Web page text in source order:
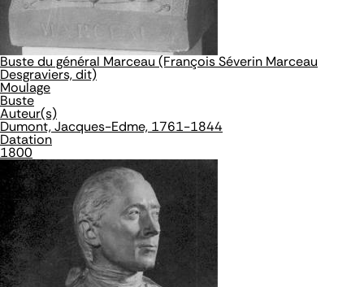
Buste du général Marceau (François Séverin Marceau
Desgraviers, dit)
Moulage
Buste
Auteur(s)
Dumont, Jacques-Edme, 1761-1844
Datation
1800